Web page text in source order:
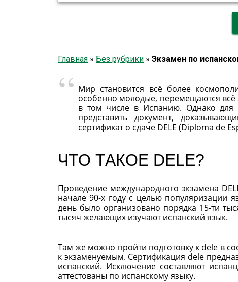
Главная » Без рубрики » Экзамен по
Мир становится всё более
особенно молодые, перемещаются всё
в том числе в Испанию. Однако для
представить документ,
сертификат о сдаче DELE (Diploma de
ЧТО ТАКОЕ DELE?
Проведение международного экзамена
начале 90-х году с целью популяризации
день было организовано порядка 15-ти
тысяч желающих изучают испанский язык.
Там же можно пройти подготовку к dele в
к экзаменуемым. Сертификация dele
испанский. Исключение составляют
аттестованы по испанскому языку.